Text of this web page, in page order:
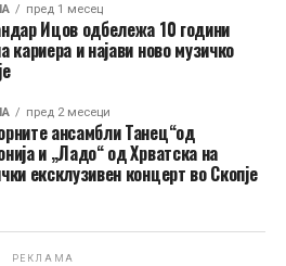
пред 1 месец
Ицов одбележа 10 години
кариера и најави ново музичко
пред 2 месеци
ансамбли Танец“од
и „Ладо“ од Хрватска на
ексклузивен концерт во Скопје
РЕКЛАМА